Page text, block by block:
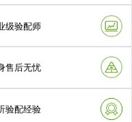
级验配师
售后无忧
验配经验